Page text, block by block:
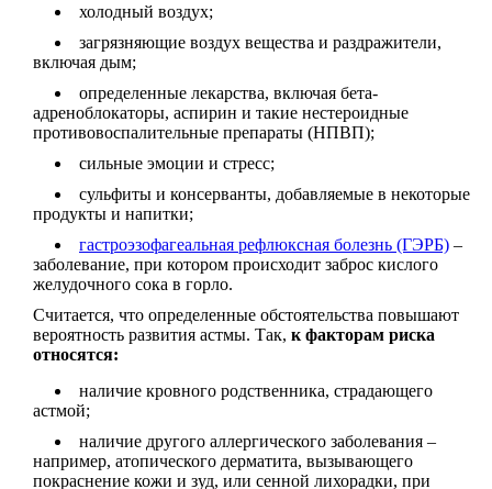
холодный воздух;
загрязняющие воздух вещества и раздражители,
включая дым;
определенные лекарства, включая бета-
адреноблокаторы, аспирин и такие нестероидные
противовоспалительные препараты (НПВП);
сильные эмоции и стресс;
сульфиты и консерванты, добавляемые в некоторые
продукты и напитки;
гастроэзофагеальная рефлюксная болезнь (ГЭРБ) –
заболевание, при котором происходит заброс кислого
желудочного сока в горло.
Считается, что определенные обстоятельства повышают
вероятность развития астмы. Так, к факторам риска
относятся:
наличие кровного родственника, страдающего
астмой;
наличие другого аллергического заболевания –
например, атопического дерматита, вызывающего
покраснение кожи и зуд, или сенной лихорадки, при